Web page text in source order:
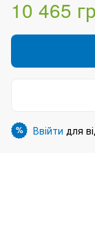
10 465
% Ввійти для